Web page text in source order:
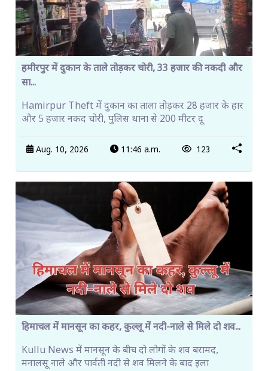
हमीरपुर में दुकान के ताले तोड़कर चोरी, 33 हजार की नकदी और
सा...
Hamirpur Theft में दुकान का ताला तोड़कर 28 हजार के हार
और 5 हजार नकद चोरी, पुलिस थाना से 200 मीटर दू
Aug. 10, 2026 11:46 a.m. 123
हिमाचल में मानसून का कहर, कुल्लू में नदी-नाले से मिले दो शव...
Kullu News में मानसून के बीच दो लोगों के शव बरामद,
मनालसू नाले और पार्वती नदी से शव मिलने के बाद इला